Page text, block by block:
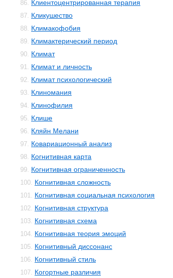
86. Клиентоцентрированная терапия
87. Кликушество
88. Климакофобия
89. Климактерический период
90. Климат
91. Климат и личность
92. Климат психологический
93. Клиномания
94. Клинофилия
95. Клише
96. Кляйн Мелани
97. Ковариационный анализ
98. Когнитивная карта
99. Когнитивная ограниченность
100. Когнитивная сложность
101. Когнитивная социальная психология
102. Когнитивная структура
103. Когнитивная схема
104. Когнитивная теория эмоций
105. Когнитивный диссонанс
106. Когнитивный стиль
107. Когортные различия